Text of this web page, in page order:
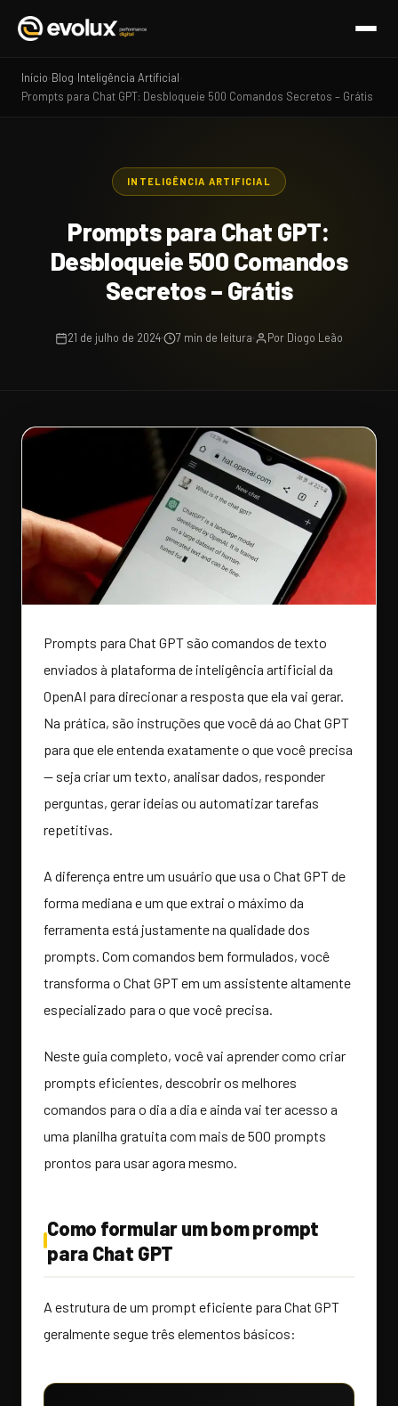
Início Blog Inteligência Artificial
Prompts para Chat GPT: Desbloqueie 500 Comandos Secretos – Grátis
INTELIGÊNCIA ARTIFICIAL
Prompts para Chat GPT:
Desbloqueie 500 Comandos
Secretos – Grátis
21 de julho de 2024 7 min de leitura Por Diogo Leão
Prompts para Chat GPT são comandos de texto
enviados à plataforma de inteligência artificial da
OpenAI para direcionar a resposta que ela vai gerar.
Na prática, são instruções que você dá ao Chat GPT
para que ele entenda exatamente o que você precisa
— seja criar um texto, analisar dados, responder
perguntas, gerar ideias ou automatizar tarefas
repetitivas.
A diferença entre um usuário que usa o Chat GPT de
forma mediana e um que extrai o máximo da
ferramenta está justamente na qualidade dos
prompts. Com comandos bem formulados, você
transforma o Chat GPT em um assistente altamente
especializado para o que você precisa.
Neste guia completo, você vai aprender como criar
prompts eficientes, descobrir os melhores
comandos para o dia a dia e ainda vai ter acesso a
uma planilha gratuita com mais de 500 prompts
prontos para usar agora mesmo.
Como formular um bom prompt
para Chat GPT
A estrutura de um prompt eficiente para Chat GPT
geralmente segue três elementos básicos: